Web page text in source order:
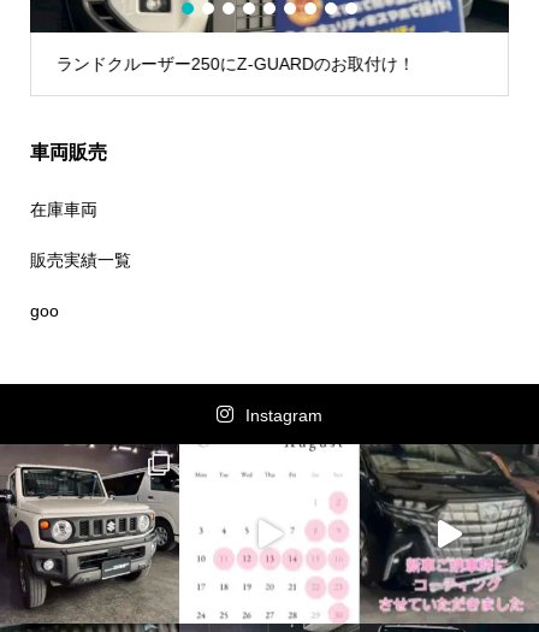
ランドクルーザー250にZ-GUARDのお取付け！
1 2 3 4 5 6 7 8 9
車両販売
在庫車両
販売実績一覧
goo
Instagram